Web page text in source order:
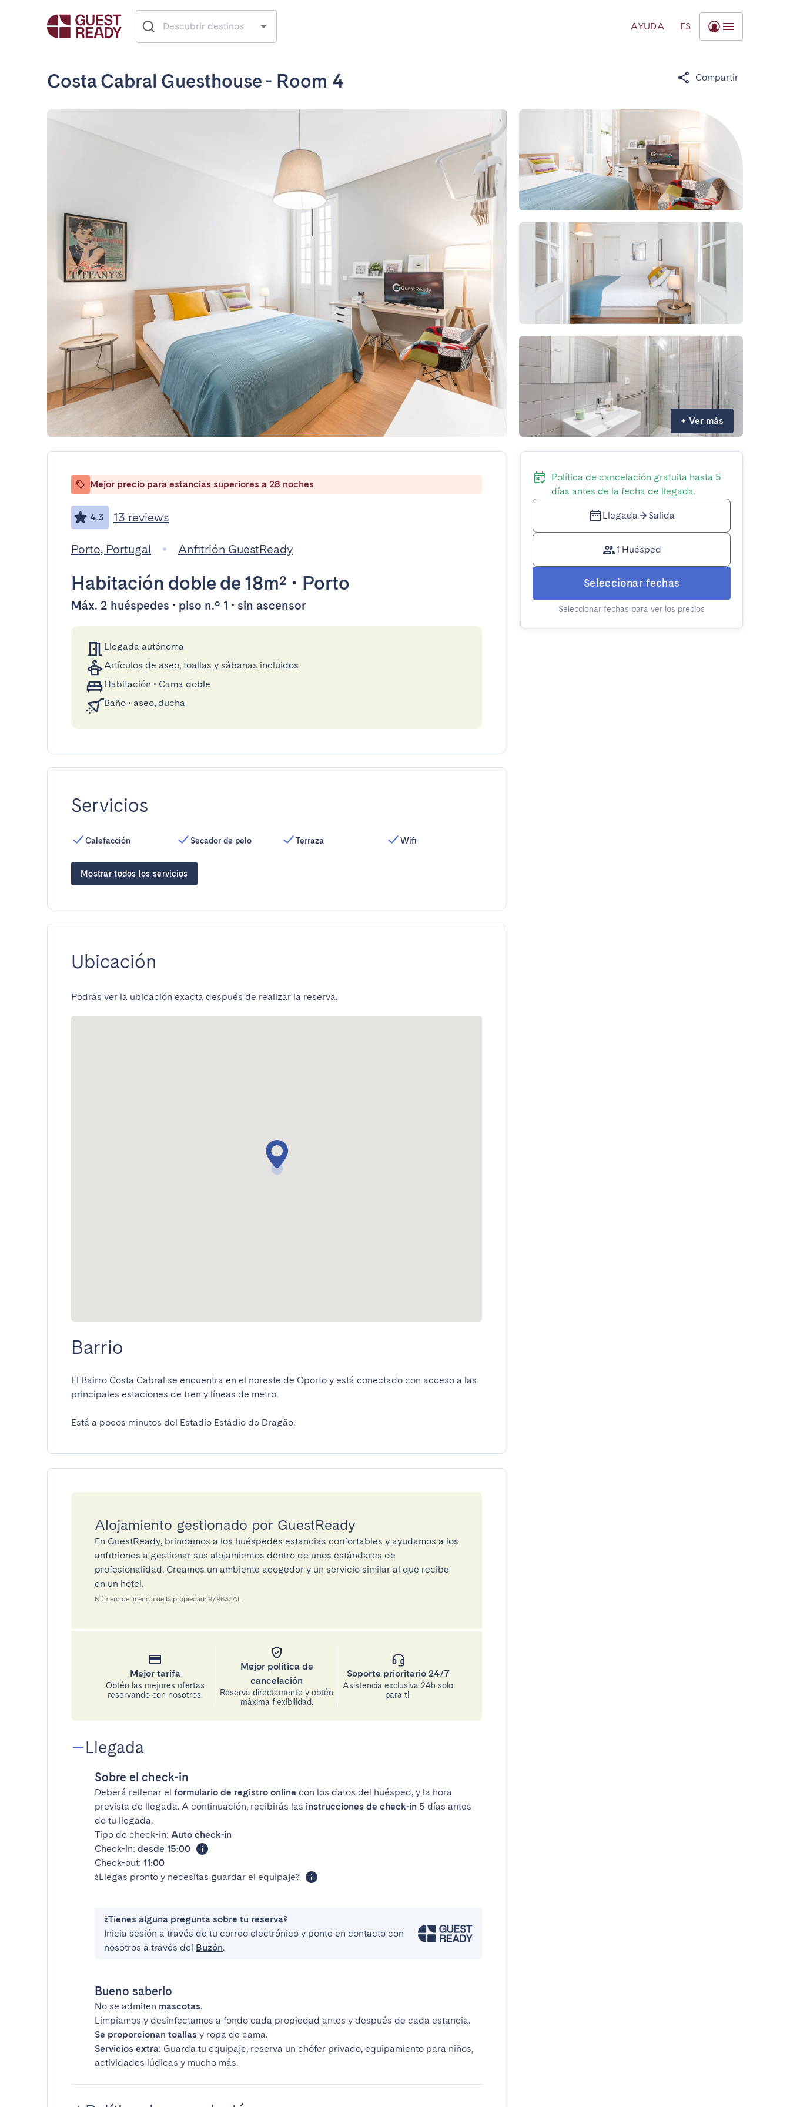
AYUDA ES
Costa Cabral Guesthouse - Room 4 Compartir
+ Ver más
Mejor precio para estancias superiores a 28 noches
4.3 13 reviews
Porto, Portugal Anfitrión GuestReady
Habitación doble de 18m² • Porto
Máx. 2 huéspedes • piso n.º 1 • sin ascensor
Llegada autónoma
Artículos de aseo, toallas y sábanas incluidos
Habitación • Cama doble
Baño • aseo, ducha
Servicios
Calefacción Secador de pelo Terraza Wifi
Mostrar todos los servicios
Ubicación
Podrás ver la ubicación exacta después de realizar la reserva.
Barrio
El Bairro Costa Cabral se encuentra en el noreste de Oporto y está conectado con acceso a las
principales estaciones de tren y líneas de metro.
Está a pocos minutos del Estadio Estádio do Dragão.
Alojamiento gestionado por GuestReady
En GuestReady, brindamos a los huéspedes estancias confortables y ayudamos a los
anfitriones a gestionar sus alojamientos dentro de unos estándares de
profesionalidad. Creamos un ambiente acogedor y un servicio similar al que recibe
en un hotel.
Número de licencia de la propiedad: 97963/AL
Mejor tarifa
Obtén las mejores ofertas
reservando con nosotros.
Mejor política de
cancelación
Reserva directamente y obtén
máxima flexibilidad.
Soporte prioritario 24/7
Asistencia exclusiva 24h solo
para ti.
Llegada
Sobre el check-in
Deberá rellenar el formulario de registro online con los datos del huésped, y la hora
prevista de llegada. A continuación, recibirás las instrucciones de check-in 5 días antes
de tu llegada.
Tipo de check-in: Auto check-in
Check-in: desde 15:00
Check-out: 11:00
¿Llegas pronto y necesitas guardar el equipaje?
¿Tienes alguna pregunta sobre tu reserva?
Inicia sesión a través de tu correo electrónico y ponte en contacto con
nosotros a través del Buzón.
Bueno saberlo
No se admiten mascotas.
Limpiamos y desinfectamos a fondo cada propiedad antes y después de cada estancia.
Se proporcionan toallas y ropa de cama.
Servicios extra: Guarda tu equipaje, reserva un chófer privado, equipamiento para niños,
actividades lúdicas y mucho más.
Política de cancelación gratuita hasta 5
días antes de la fecha de llegada.
Llegada Salida
1 Huésped
Seleccionar fechas
Seleccionar fechas para ver los precios